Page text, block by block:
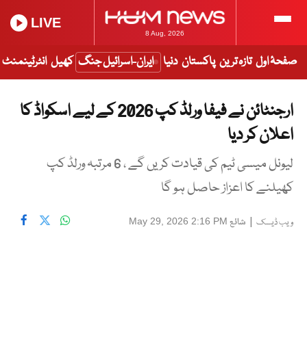
8 Aug, 2026
LIVE
صفحۂ اول تازہ ترین پاکستان دنیا ایران-اسرائیل جنگ کھیل انٹرٹینمنٹ
ارجنٹائن نے فیفا ورلڈ کپ 2026 کے لیے اسکواڈ کا
اعلان کر دیا
لیونل میسی ٹیم کی قیادت کریں گے ، 6 مرتبہ ورلڈ کپ
کھیلنے کا اعزاز حاصل ہو گا
ویب ڈیسک | شائع May 29, 2026 2:16 PM